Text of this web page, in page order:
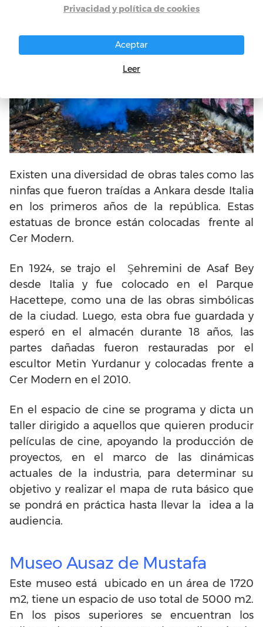
Existen una diversidad de obras tales como las
ninfas que fueron traídas a Ankara desde Italia
en los primeros años de la república. Estas
estatuas de bronce están colocadas frente al
Cer Modern.
En 1924, se trajo el Şehremini de Asaf Bey
desde Italia y fue colocado en el Parque
Hacettepe, como una de las obras simbólicas
de la ciudad. Luego, esta obra fue guardada y
esperó en el almacén durante 18 años, las
partes dañadas fueron restauradas por el
escultor Metin Yurdanur y colocadas frente a
Cer Modern en el 2010.
En el espacio de cine se programa y dicta un
taller dirigido a aquellos que quieren producir
películas de cine, apoyando la producción de
proyectos, en el marco de las dinámicas
actuales de la industria, para determinar su
objetivo y realizar el mapa de ruta básico que
se pondrá en práctica hasta llevar la idea a la
audiencia.
Museo Ausaz de Mustafa
Este museo está ubicado en un área de 1720
m2, tiene un espacio de uso total de 5000 m2.
En los pisos superiores se encuentran los
Privacidad y política de cookies
Aceptar
Leer